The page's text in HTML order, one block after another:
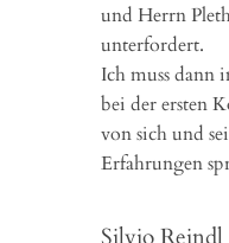
und Herrn
unterfordert.
Ich muss dann
bei der ersten
von sich und
Erfahrungen